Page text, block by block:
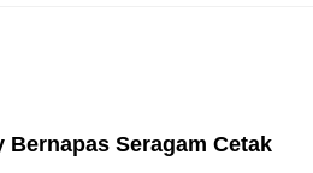
Seragam Cetak